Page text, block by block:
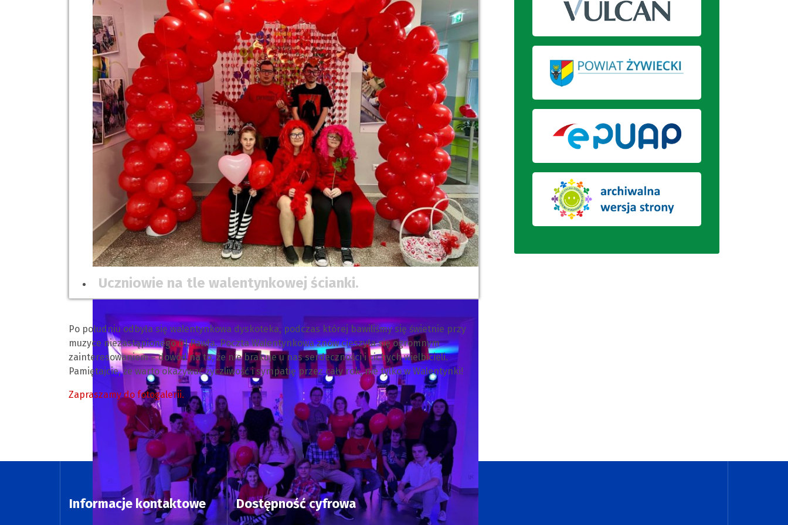
Uczniowie na tle walentynkowej ścianki.
Po południu odbyła się walentynkowa dyskoteka, podczas której bawiliśmy się świetnie przy
muzyce niezastąpionego DJ Pawła. Poczta Walentynkowa znów cieszyła się ogromnym
zainteresowaniem – dowód na to, że nie brakuje u nas serdeczności i cichych wielbicieli.
Pamiętajcie, że warto okazywać życzliwość i sympatię przez cały rok, nie tylko w Walentynki!
Zapraszamy do fotogalerii.
Informacje kontaktowe Dostępność cyfrowa